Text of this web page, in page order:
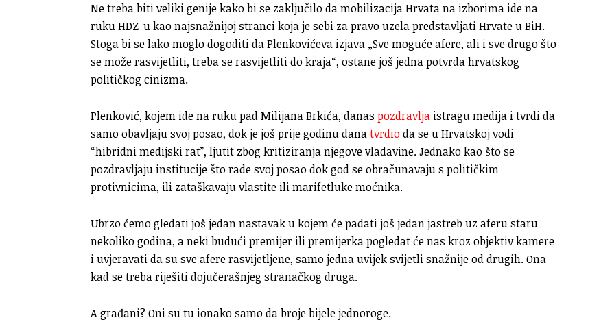
Ne treba biti veliki genije kako bi se zaključilo da mobilizacija Hrvata na izborima ide na
ruku HDZ-u kao najsnažnijoj stranci koja je sebi za pravo uzela predstavljati Hrvate u BiH.
Stoga bi se lako moglo dogoditi da Plenkovićeva izjava „Sve moguće afere, ali i sve drugo što
se može rasvijetliti, treba se rasvijetliti do kraja“, ostane još jedna potvrda hrvatskog
političkog cinizma.
Plenković, kojem ide na ruku pad Milijana Brkića, danas pozdravlja istragu medija i tvrdi da
samo obavljaju svoj posao, dok je još prije godinu danatvrdioda se u Hrvatskoj vodi
“hibridni medijski rat”, ljutit zbog kritiziranja njegove vladavine. Jednako kao što se
pozdravljaju institucije što rade svoj posao dok god se obračunavaju s političkim
protivnicima, ili zataškavaju vlastite ili marifetluke moćnika.
Ubrzo ćemo gledati još jedan nastavak u kojem će padati još jedan jastreb uz aferu staru
nekoliko godina, a neki budući premijer ili premijerka pogledat će nas kroz objektiv kamere
i uvjeravati da su sve afere rasvijetljene, samo jedna uvijek svijetli snažnije od drugih. Ona
kad se treba riješiti dojučerašnjeg stranačkog druga.
A građani? Oni su tu ionako samo da broje bijele jednoroge.